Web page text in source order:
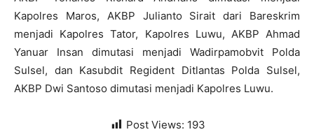
Kapolres Maros, AKBP Julianto Sirait dari Bareskrim
menjadi Kapolres Tator, Kapolres Luwu, AKBP Ahmad
Yanuar Insan dimutasi menjadi Wadirpamobvit Polda
Sulsel, dan Kasubdit Regident Ditlantas Polda Sulsel,
AKBP Dwi Santoso dimutasi menjadi Kapolres Luwu.
Post Views: 193